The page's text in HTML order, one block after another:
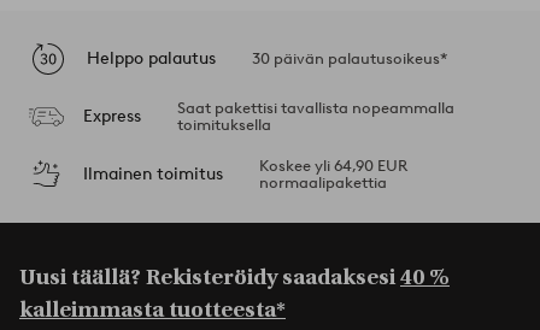
Helppo palautus 30 päivän palautusoikeus*
Express
Saat pakettisi tavallista nopeammalla
toimituksella
Ilmainen toimitus
Koskee yli 64,90 EUR
normaalipakettia
Uusi täällä? Rekisteröidy saadaksesi40 %
kalleimmasta tuotteesta*